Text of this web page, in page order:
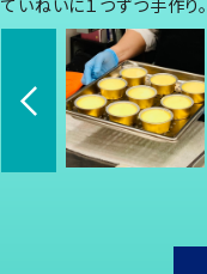
ていねいに１つずつ手作り